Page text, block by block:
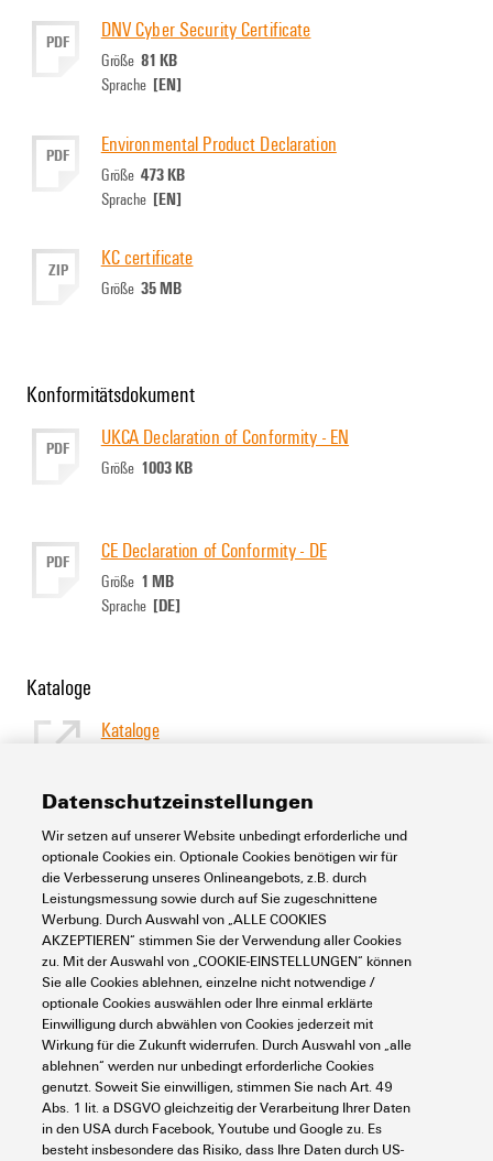
PDF DNV Cyber Security Certificate
Größe 81 KB
Sprache [EN]
PDF Environmental Product Declaration
Größe 473 KB
Sprache [EN]
ZIP KC certificate
Größe 35 MB
Konformitätsdokument
PDF UKCA Declaration of Conformity - EN
Größe 1003 KB
PDF CE Declaration of Conformity - DE
Größe 1 MB
Sprache [DE]
Kataloge
Kataloge
Support Center
Support Center
Suchen Sie regelmäßig nach Downloads?
Besuchen Sie unser Support Center!
Leistungsstarke Suche - Dank einer optimierten Suchfunktion
finden Sie Ihre Antwort noch schneller in unserem Support
Center
Mehrere Dateien auf einmal herunterladen. Verwenden Sie die
Schnellspur, um z. B. mehrere Step-Dateien auf einmal
herunterzuladen
Markieren Sie bevorzugte Produkte und Dokumente, sehen Sie
sich Anwendungshinweise, Video-Tutorials und FAQs an,
erstellen Sie Serviceanfragen, ...
Datenschutzeinstellungen
Wir setzen auf unserer Website unbedingt erforderliche und
optionale Cookies ein. Optionale Cookies benötigen wir für
die Verbesserung unseres Onlineangebots, z.B. durch
Leistungsmessung sowie durch auf Sie zugeschnittene
Werbung. Durch Auswahl von „ALLE COOKIES
AKZEPTIEREN“ stimmen Sie der Verwendung aller Cookies
zu. Mit der Auswahl von „COOKIE-EINSTELLUNGEN“ können
Sie alle Cookies ablehnen, einzelne nicht notwendige /
optionale Cookies auswählen oder Ihre einmal erklärte
Einwilligung durch abwählen von Cookies jederzeit mit
Wirkung für die Zukunft widerrufen. Durch Auswahl von „alle
ablehnen“ werden nur unbedingt erforderliche Cookies
genutzt. Soweit Sie einwilligen, stimmen Sie nach Art. 49
Abs. 1 lit. a DSGVO gleichzeitig der Verarbeitung Ihrer Daten
in den USA durch Facebook, Youtube und Google zu. Es
besteht insbesondere das Risiko, dass Ihre Daten durch US-